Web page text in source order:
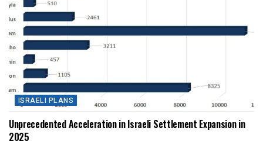
ISRAELI PLANS
Unprecedented Acceleration in Israeli Settlement Expansion in
2025